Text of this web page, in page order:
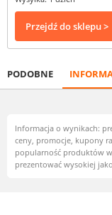
Przejdź do sklepu >
PODOBNE
Informacja o wynikach:
ceny, promocje, kupony
popularność produktów
prezentować wysokiej